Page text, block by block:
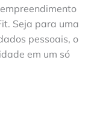
Seja para uma
pessoais, o
em um só